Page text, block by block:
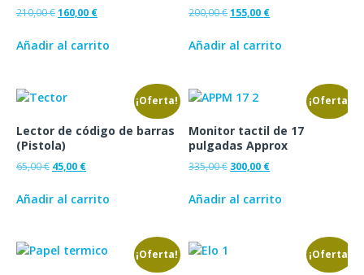
210,00€160,00 €
Añadir al carrito
200,00€155,00 €
Añadir al carrito
¡Oferta!
Lector de código de barras
(Pistola)
65,00€ 45,00 €
Añadir al carrito
¡Oferta!
Monitor tactil de 17
pulgadas Approx
335,00€ 300,00 €
Añadir al carrito
¡Oferta! ¡Oferta!